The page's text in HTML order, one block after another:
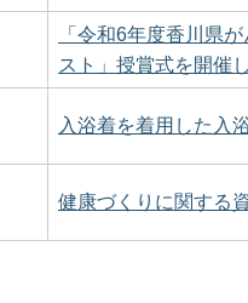
「令和6年度香川県
スト」授賞式を開催
入浴着を着用した入
健康づくりに関する